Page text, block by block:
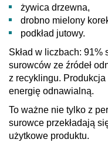
żywica drzewna,
drobno mielony
podkład jutowy.
Skład w liczbach: 91%
surowców ze źródeł
z recyklingu.
energię odnawialną.
To ważne nie tylko z
surowce przekładają
użytkowe produktu.